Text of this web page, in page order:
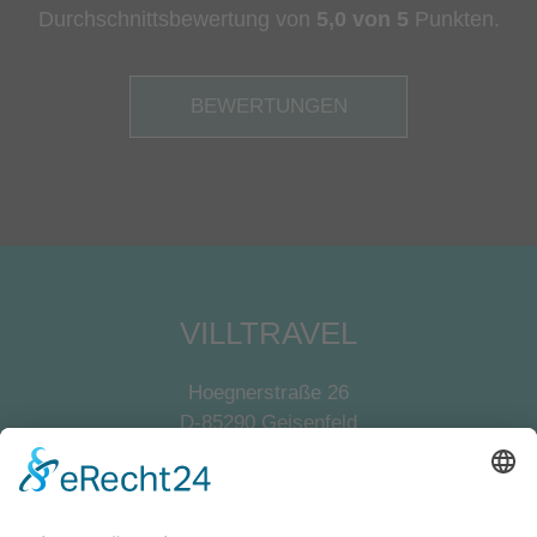
Durchschnittsbewertung von 5,0 von 5 Punkten.
BEWERTUNGEN
VILLTRAVEL
Hoegnerstraße 26
D-85290 Geisenfeld